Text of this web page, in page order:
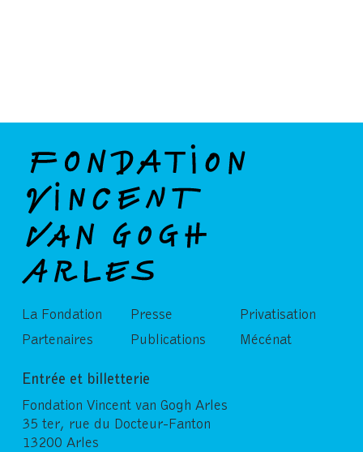
La Fondation
Partenaires
Presse
Publications
Privatisation
Mécénat
Entrée et billetterie
Fondation Vincent van Gogh Arles
35 ter, rue du Docteur-Fanton
13200 Arles